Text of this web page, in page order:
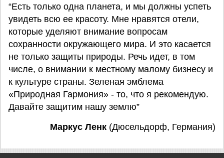
“Есть только одна планета, и мы должны успеть
увидеть всю ее красоту. Мне нравятся отели,
которые уделяют внимание вопросам
сохранности окружающего мира. И это касается
не только защиты природы. Речь идет, в том
числе, о внимании к местному малому бизнесу и
к культуре страны. Зеленая эмблема
«Природная Гармония» - то, что я рекомендую.
Давайте защитим нашу землю”
Маркус Ленк (Дюсельдорф, Германия)